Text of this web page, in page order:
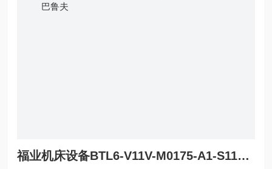
福业机床设备BTL6-V11V-M0175-A1-S115选巴鲁夫